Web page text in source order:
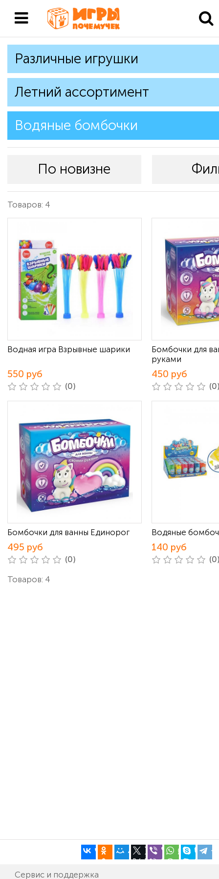
Различные игрушки
Летний ассортимент
Водяные бомбочки
По новизне
Товаров: 4
Водная игра Взрывные шарики
550 руб
(0)
Бомбочки для
руками
450 руб
Бомбочки для ванны Единорог
495 руб
(0)
Водяные
140 руб
Товаров: 4
Сервис и поддержка